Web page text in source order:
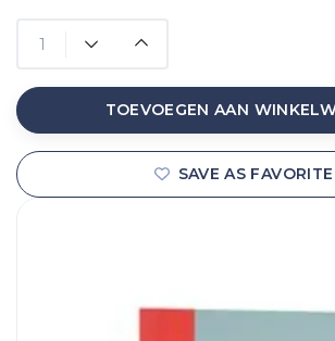
TOEVOEGEN AAN
SAVE AS FAVORITE